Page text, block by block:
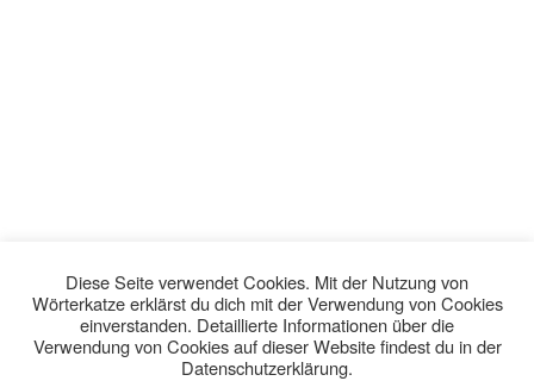
Diese Seite verwendet Cookies. Mit der Nutzung von
Wörterkatze erklärst du dich mit der Verwendung von Cookies
einverstanden. Detaillierte Informationen über die
Verwendung von Cookies auf dieser Website findest du in der
Datenschutzerklärung.